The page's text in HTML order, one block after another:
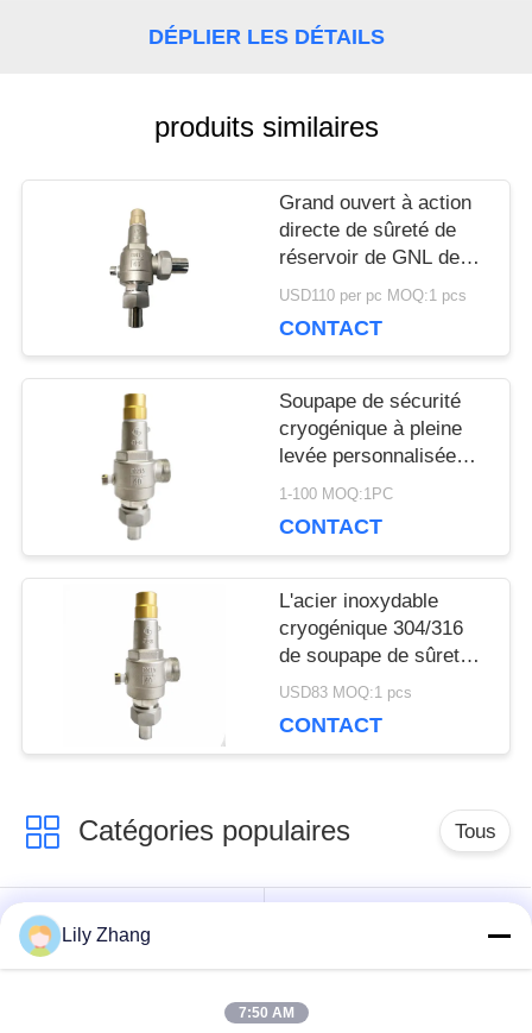
NOUVELLES
DEMANDEZ
UNE
CITATION
POLITIQUE
CONFIDENTIALITÉ
DÉPLIER LES DÉTAILS
produits similaires
Grand ouvert à action
directe de sûreté de
réservoir de GNL de
ressort cryogénique de
DN15
USD110 per pc MOQ:1 pcs
CONTACT
Soupape de sécurité
cryogénique à pleine
levée personnalisée
avec approbation CE /
1-100 MOQ:1PC
CONTACT
L'acier inoxydable
cryogénique 304/316
de soupape de sûreté
d'OEM DN20 filètent la
USD83 MOQ:1 pcs
CONTACT
Catégories populaires Tous
Vanne cryogénique
cryogéniques
Lily Zhang
7:50 AM